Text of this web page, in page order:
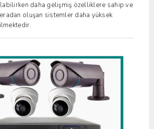
daha gelişmiş özelliklere sahip ve
oluşan sistemler daha yüksek